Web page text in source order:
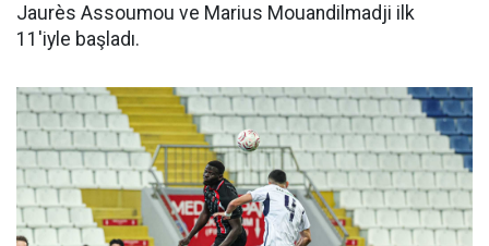
Jaurès Assoumou ve Marius Mouandilmadji ilk
11'iyle başladı.